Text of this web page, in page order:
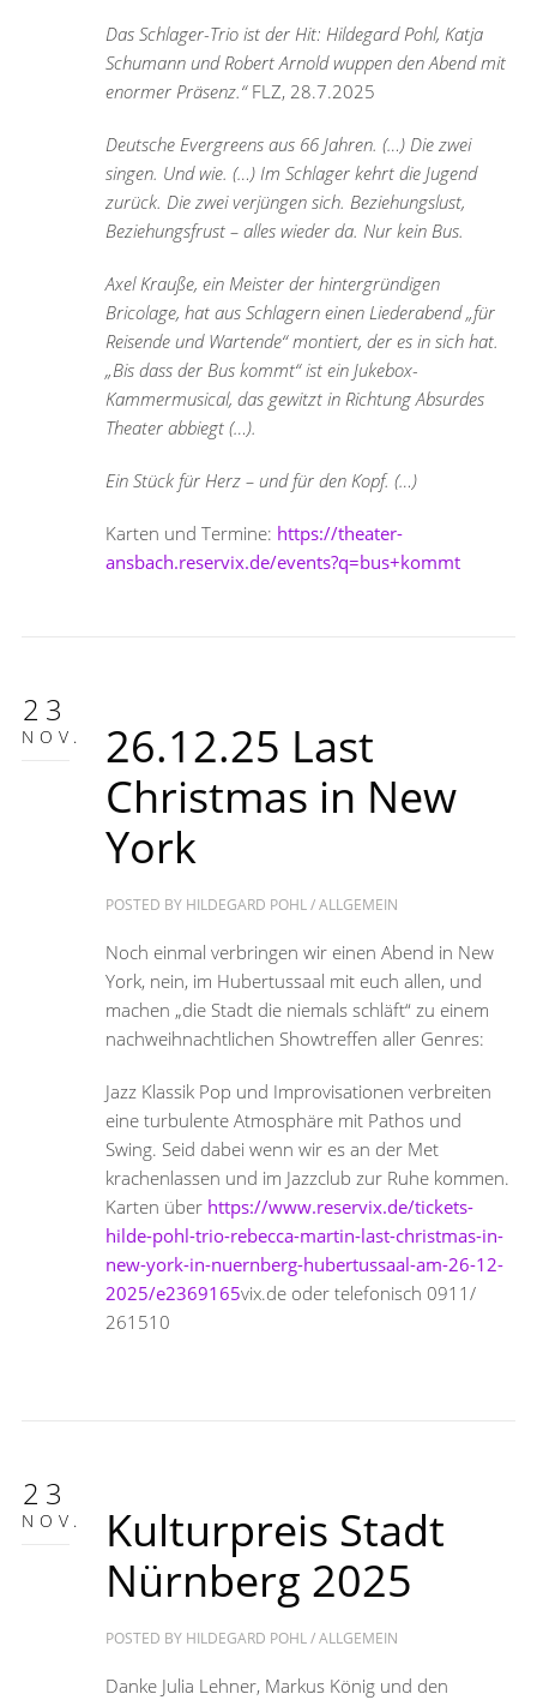
Das Schlager-Trio ist der Hit: Hildegard Pohl, Katja
Schumann und Robert Arnold wuppen den Abend mit
enormer Präsenz.“FLZ, 28.7.2025
Deutsche Evergreens aus 66 Jahren. (…) Die zwei
singen. Und wie. (…) Im Schlager kehrt die Jugend
zurück. Die zwei verjüngen sich. Beziehungslust,
Beziehungsfrust – alles wieder da. Nur kein Bus.
Axel Krauße, ein Meister der hintergründigen
Bricolage, hat aus Schlagern einen Liederabend „für
Reisende und Wartende“ montiert, der es in sich hat.
„Bis dass der Bus kommt“ ist ein Jukebox-
Kammermusical, das gewitzt in Richtung Absurdes
Theater abbiegt (…).
Ein Stück für Herz – und für den Kopf. (…)
Karten und Termine: https://theater-
ansbach.reservix.de/events?q=bus+kommt
23
NOV.
26.12.25 Last
Christmas in New
York
POSTED BY HILDEGARD POHL/ALLGEMEIN
Noch einmal verbringen wir einen Abend in New
York, nein, im Hubertussaal mit euch allen, und
machen „die Stadt die niemals schläft“ zu einem
nachweihnachtlichen Showtreffen aller Genres:
Jazz Klassik Pop und Improvisationen verbreiten
eine turbulente Atmosphäre mit Pathos und
Swing. Seid dabei wenn wir es an der Met
krachenlassen und im Jazzclub zur Ruhe kommen.
Karten über https://www.reservix.de/tickets-
hilde-pohl-trio-rebecca-martin-last-christmas-in-
new-york-in-nuernberg-hubertussaal-am-26-12-
2025/e2369165vix.de oder telefonisch 0911/
261510
23
NOV.
Kulturpreis Stadt
Nürnberg 2025
POSTED BY HILDEGARD POHL/ALLGEMEIN
Danke Julia Lehner, Markus König und den